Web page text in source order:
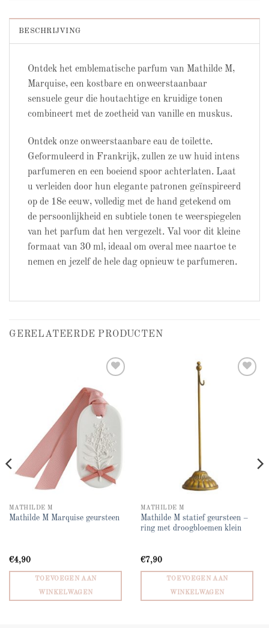
BESCHRIJVING
Ontdek het emblematische parfum van Mathilde M,
Marquise, een kostbare en onweerstaanbaar
sensuele geur die houtachtige en kruidige tonen
combineert met de zoetheid van vanille en muskus.
Ontdek onze onweerstaanbare eau de toilette.
Geformuleerd in Frankrijk, zullen ze uw huid intens
parfumeren en een boeiend spoor achterlaten. Laat
u verleiden door hun elegante patronen geïnspireerd
op de 18e eeuw, volledig met de hand getekend om
de persoonlijkheid en subtiele tonen te weerspiegelen
van het parfum dat hen vergezelt. Val voor dit kleine
formaat van 30 ml, ideaal om overal mee naartoe te
nemen en jezelf de hele dag opnieuw te parfumeren.
GERELATEERDE PRODUCTEN
wishlist
MATHILDE M
Mathilde M Marquise geursteen
€4,90
TOEVOEGEN AAN
WINKELWAGEN
MATHILDE M
Mathilde M statief geursteen –
ring met droogbloemen klein
€7,90
TOEVOEGEN AAN
WINKELWAGEN